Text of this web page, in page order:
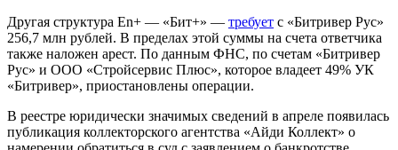
Другая структура En+ — «Бит+» — требует с «Битривер Рус»
256,7 млн рублей. В пределах этой суммы на счета ответчика
также наложен арест. По данным ФНС, по счетам «Битривер
Рус» и ООО «Стройсервис Плюс», которое владеет 49% УК
«Битривер», приостановлены операции.
В реестре юридически значимых сведений в апреле появилась
публикация коллекторского агентства «Айди Коллект» о